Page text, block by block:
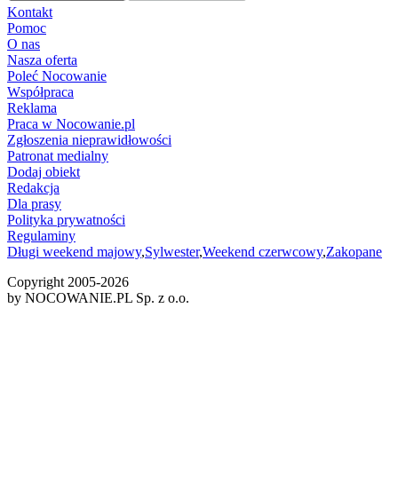
Kontakt
Pomoc
O nas
Nasza oferta
Poleć Nocowanie
Współpraca
Reklama
Praca w Nocowanie.pl
Zgłoszenia nieprawidłowości
Patronat medialny
Dodaj obiekt
Redakcja
Dla prasy
Polityka prywatności
Regulaminy
Długi weekend majowy,Sylwester,Weekend czerwcowy,Zakopane
Copyright 2005-2026
by NOCOWANIE.PL Sp. z o.o.